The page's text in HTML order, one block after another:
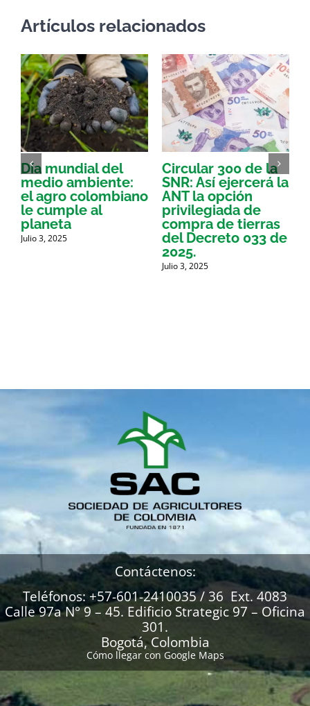
Artículos relacionados
Día mundial del
medio ambiente:
el agro colombiano
le cumple al
planeta
Julio 3, 2025
Circular 300 de la
SNR: Así ejercerá la
ANT la opción
privilegiada de
compra de tierras
del Decreto 033 de
2025.
Julio 3, 2025
Contáctenos:
Teléfonos: +57-601-2410035 / 36 Ext. 4083
Calle 97a N° 9 – 45. Edificio Strategic 97 – Oficina
301.
Bogotá, Colombia
Cómo llegar con Google Maps